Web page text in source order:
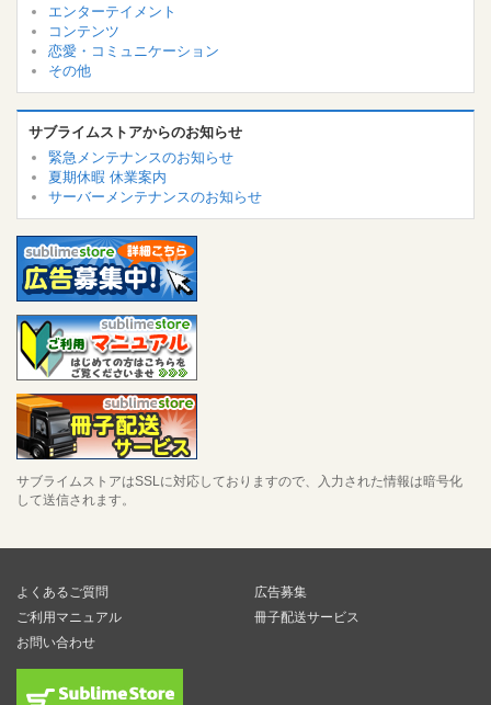
エンターテイメント
コンテンツ
恋愛・コミュニケーション
その他
サブライムストアからのお知らせ
緊急メンテナンスのお知らせ
夏期休暇 休業案内
サーバーメンテナンスのお知らせ
サブライムストアはSSLに対応しておりますので、入力された情報は暗号化
して送信されます。
よくあるご質問
ご利用マニュアル
お問い合わせ
広告募集
冊子配送サービス